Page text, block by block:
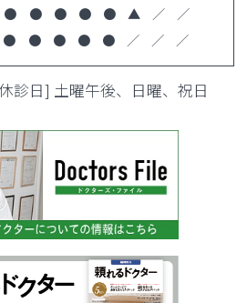
● ● ● ● ● ▲ ／ ／
● ● ● ● ● ／ ／ ／
日] 土曜午後、日曜、祝日